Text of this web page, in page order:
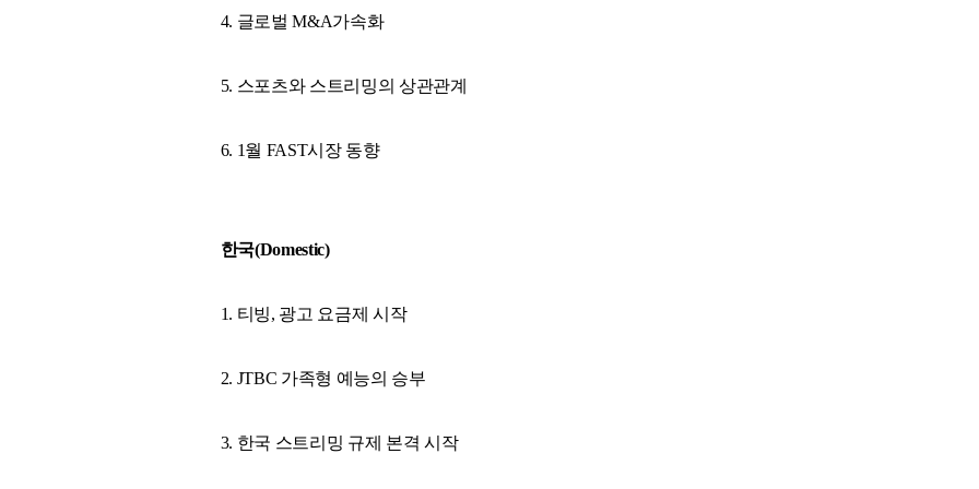
4. 글로벌 M&A가속화
5. 스포츠와 스트리밍의 상관관계
6. 1월 FAST시장 동향
한국(Domestic)
1. 티빙, 광고 요금제 시작
2. JTBC 가족형 예능의 승부
3. 한국 스트리밍 규제 본격 시작